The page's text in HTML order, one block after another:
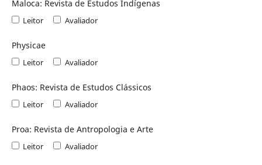
Maloca: Revista de Estudos Indígenas
Leitor Avaliador
Physicae
Leitor Avaliador
Phaos: Revista de Estudos Clássicos
Leitor Avaliador
Proa: Revista de Antropologia e Arte
Leitor Avaliador